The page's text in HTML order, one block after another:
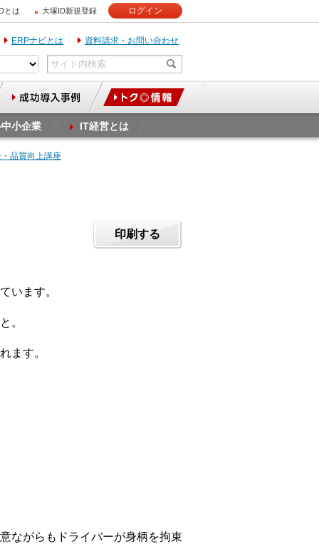
とは 大塚ID新規登録 ログイン
ERPナビとは 資料請求・お問い合わせ
小企業 IT経営とは
品質向上講座
印刷する
います。
。
ます。
ながらもドライバーが身柄を拘束